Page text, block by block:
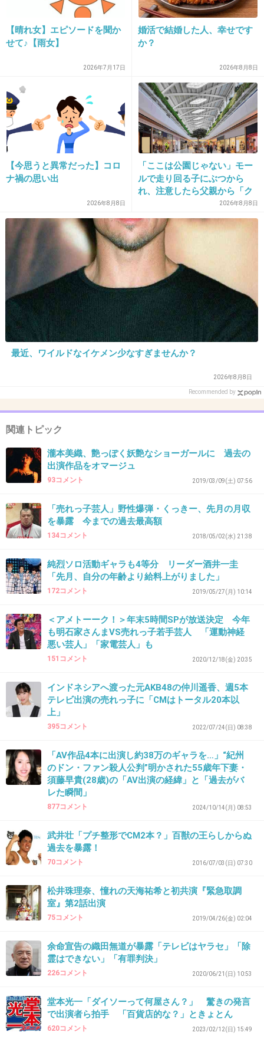
+7 -1
+17 -0
29. 匿名 2026/06/03(水) 15:35:02
テレビ局予算減ってってるから
+3 -0
2026/06/03(水) 15:35:05
インスタグラマーとかネット配信者のがお金持
ちなイメージあるわ最近は
1件の返信
+12 -0
ただただスタジオで座っててちょっと喋るだけ
でそんなけ貰えるなら上等でしょ。
+30 -0
32. 匿名2026/06/03(水) 15:37:59
>>1
安いって事は芸能人としてそんだけの人間なん
だよ
+18
33. 匿名2026/06/03(水) 15:38:39
>借金（1000万円）を返すには、
ギャラ安い芸人なのに何借金しとんねん
ギャンブルでもしとるのか？
+14 -1
2026/06/03(水) 15:39:18
35. 匿名2026/06/03(水) 15:40:04
賞金もショボいよね？昔はココ山岡よりダイヤモンドを差
+7 -1
36. 匿名2026/06/03(水) 15:40:28
>>23
プラスしたけど事前のリハとか打ち合わせとかほかにも必
【晴れ女】エピソードを聞か
せて♪【雨女】
2026年7月17日
婚活で結婚した人、幸せです
か？
2026年8月8日
【今思うと異常だった】コロ
ナ禍の思い出
2026年8月8日
「ここは公園じゃない」モー
ルで走り回る子にぶつから
れ、注意したら父親から「ク
ソババア」の暴言。「子ども
だから多めに見ろ」を強要し
てくる人物とは
2026年8月8日
最近、ワイルドなイケメン少なすぎませんか？
2026年8月8日
Recommended by
関連トピック
瀧本美織、艶っぽく妖艶なショーガールに 過去の
出演作品をオマージュ
93コメント 2019/03/09(土) 07:56
「売れっ子芸人」野性爆弾・くっきー、先月の月収
を暴露 今までの過去最高額
134コメント 2018/05/02(水) 21:38
純烈ソロ活動ギャラも4等分 リーダー酒井一圭
「先月、自分の年齢より給料上がりました」
172コメント 2019/05/27(月) 10:14
＜アメトーーク！＞年末5時間SPが放送決定 今年
も明石家さんまVS売れっ子若手芸人 「運動神経
悪い芸人」「家電芸人」も
151コメント 2020/12/18(金) 20:35
インドネシアへ渡った元AKB48の仲川遥香、週5本
テレビ出演の売れっ子に「CMはトータル20本以
上」
395コメント 2022/07/24(日) 08:38
「AV作品4本に出演し約38万のギャラを…」“紀州
のドン・ファン殺人公判”明かされた55歳年下妻・
須藤早貴(28歳)の「AV出演の経緯」と「過去がバ
レた瞬間」
877コメント 2024/10/14(月) 08:53
武井壮「プチ整形でCM2本？」百獣の王らしからぬ
過去を暴露！
70コメント 2016/07/03(日) 07:30
松井珠理奈、憧れの天海祐希と初共演『緊急取調
室』第2話出演
75コメント 2019/04/26(金) 02:04
余命宣告の織田無道が暴露「テレビはヤラセ」「除
霊はできない」「有罪判決」
226コメント 2020/06/21(日) 10:53
堂本光一「ダイソーって何屋さん？」 驚きの発言
で出演者ら拍手 「百貨店的な？」ときょとん
620コメント 2023/02/12(日) 15:49